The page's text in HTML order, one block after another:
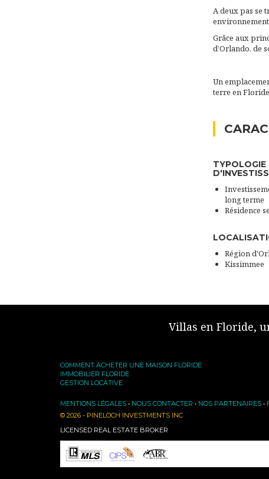
A deux pas se
Grâce aux
d’Orlando, de
Un
terre en
TYPOLOGIE
long terme
Résidence
Région
Kissimmee
Villas en Floride,
COMMENT ACHETER UNE MAISON FLORIDE
IMMOBILIER FLORIDE
GESTION LOCATIVE
MENTIONS LÉGALES • NOUS CONTACTER • NOS PARTENAIRES •
© 2026 - PINELOCH INVESTMENTS INC
LICENSED REAL ESTATE BROKER